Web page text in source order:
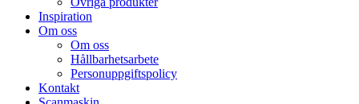
Inspiration
Om oss
Om oss
Hållbarhetsarbete
Personuppgiftspolicy
Kontakt